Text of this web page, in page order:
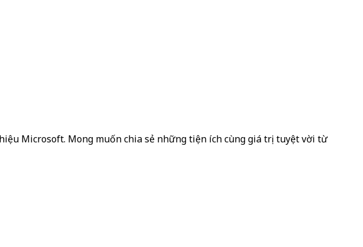
Microsoft. Mong muốn chia sẻ những tiện ích cùng giá trị tuyệt vời từ